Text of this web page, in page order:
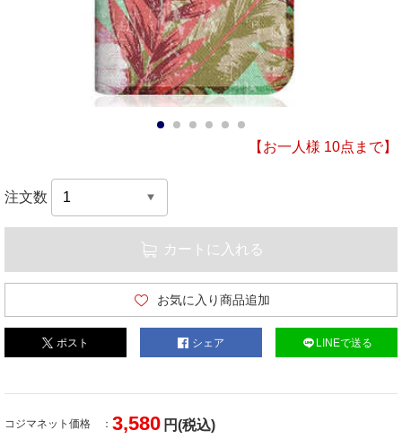
【お一人様 10点まで】
注文数
カートに入れる
お気に入り商品追加
ポスト シェア LINEで送る
コジマネット価格 3,580 円(税込)